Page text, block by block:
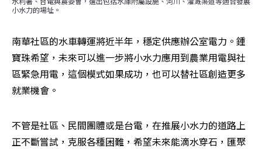
小水力的場址。
南華社區的水車轉運將近半年，穩定供應辦公室電力。鍾
寶珠希望，未來可以進一步將小水力應用到農業用電與社
區緊急用電，這個模式如果成功，也可以替社區創造更多
就業機會。
不管是社區、民間團體或是台電，在推展小水力的道路上
正不斷嘗試，克服各種困難，希望未來能滴水穿石，匯聚